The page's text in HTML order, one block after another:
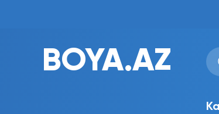
BOYA.AZ